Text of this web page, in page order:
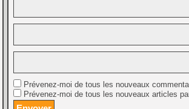
Prévenez-moi de tous les nouveaux
Prévenez-moi de tous les nouveaux articles